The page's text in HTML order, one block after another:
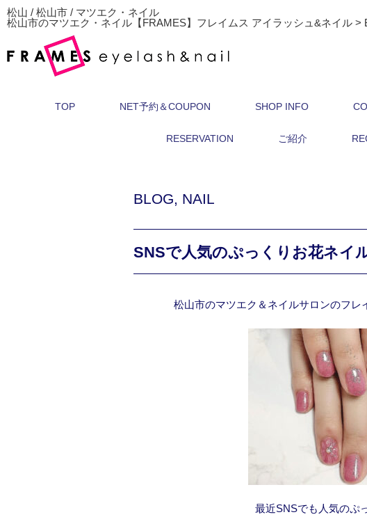
松山 / 松山市 / マツエク・ネイル
松山市のマツエク・ネイル【FRAMES】フレイムス アイラッシュ&ネイル >
TOP NET予約＆COUPON SHOP INFO
RESERVATION ご紹介
BLOG, NAIL
SNSで人気のぷっくりお花ネイ
松山市のマツエク＆ネイルサロンのフレ
最近SNSでも人気のぷ